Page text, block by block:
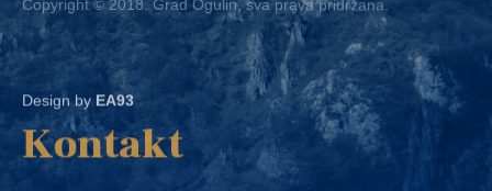
Design by EA93
Kontakt